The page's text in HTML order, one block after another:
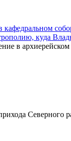
куда
в архиерейском
Северного